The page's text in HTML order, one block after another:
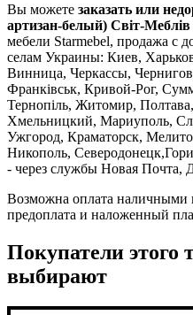
Вы можете заказать или
артизан-белый) Світ-
мебели Starmebel, продажа с
селам Украины: Киев,
Винница, Черкассы,
Франківськ, Кривой-Рог,
Тернопіль, Житомир,
Хмельницкий, Мариуполь,
Ужгород, Краматорск,
Никополь,
- через службы Новая Почта,
Возможна оплата наличными
предоплата и наложенный
Покупатели этого
выбирают